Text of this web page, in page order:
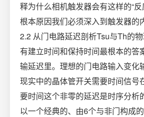
释为什么相机触发器会有这样的“
根本原因我们必须深入到触发器的
2.2 从门电路延迟剖析Tsu与Th的
有建立时间和保持时间最根本的答
输延迟里。理想的门电路输入变化
现实中的晶体管开关需要时间信号
要时间这个非零的延迟是时序分析
以一个经典的、由6个与非门构成